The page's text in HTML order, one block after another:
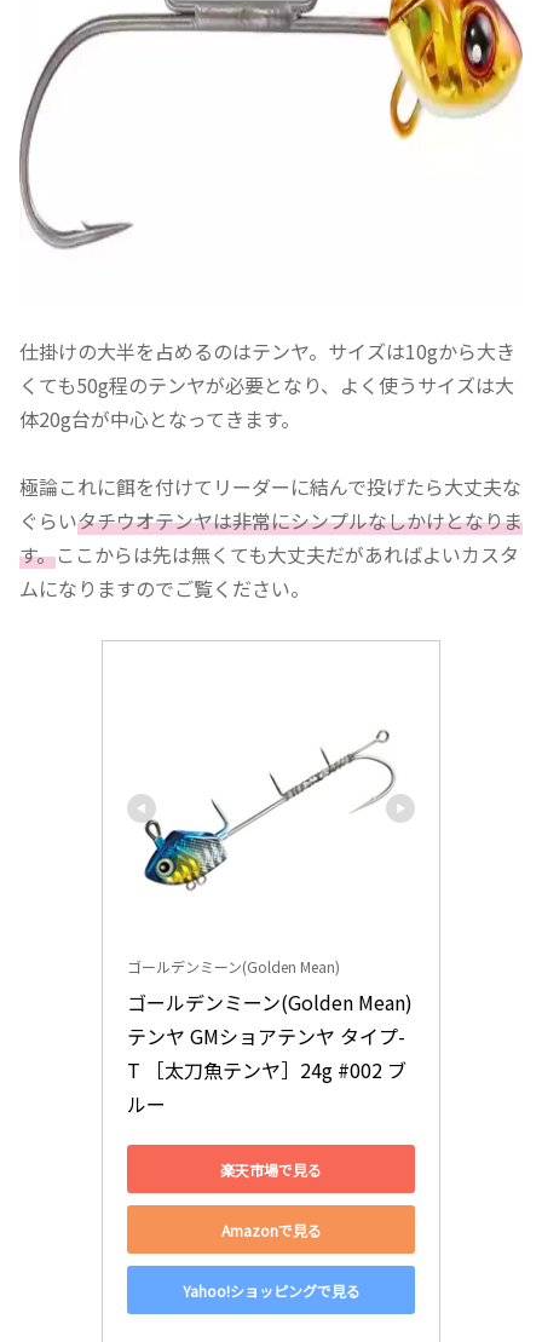
仕掛けの大半を占めるのはテンヤ。サイズは10gから大き
くても50g程のテンヤが必要となり、よく使うサイズは大
体20g台が中心となってきます。
極論これに餌を付けてリーダーに結んで投げたら大丈夫な
ぐらいタチウオテンヤは非常にシンプルなしかけとなりま
す。ここからは先は無くても大丈夫だがあればよいカスタ
ムになりますのでご覧ください。
ゴールデンミーン(Golden Mean)
ゴールデンミーン(Golden Mean)
テンヤ GMショアテンヤ タイプ-
T ［太刀魚テンヤ］24g #002 ブ
ルー
楽天市場で見る
Amazonで見る
Yahoo!ショッピングで見る